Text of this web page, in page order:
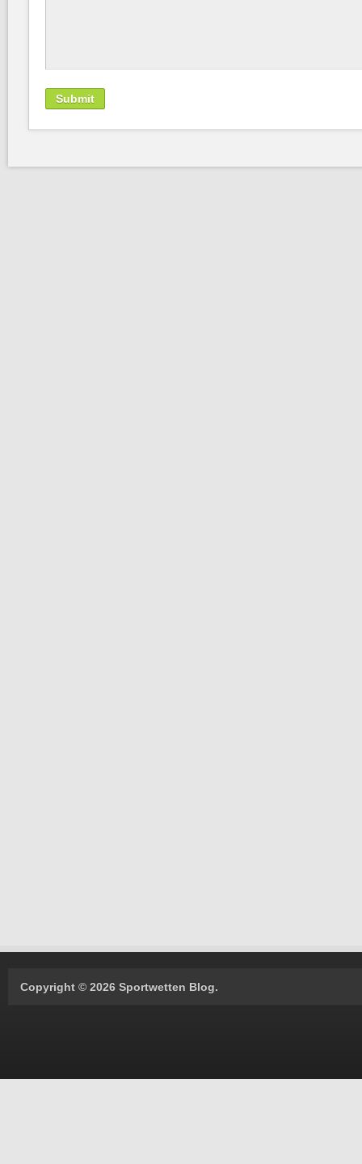
Copyright © 2026 Sportwetten Blog.